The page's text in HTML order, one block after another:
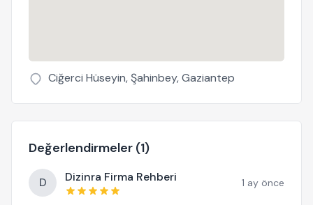
Ciğerci Hüseyin, Şahinbey, Gaziantep
Değerlendirmeler (1)
D Dizinra Firma Rehberi 1 ay önce